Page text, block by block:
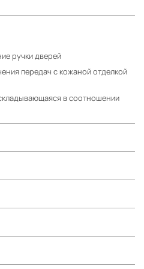
ручки дверей
передач с кожаной отделкой
в соотношении